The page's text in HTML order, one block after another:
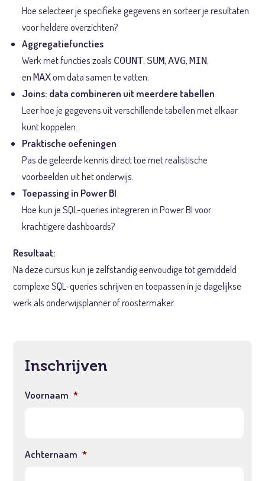
Hoe selecteer je specifieke gegevens en sorteer je resultaten
voor heldere overzichten?
Aggregatiefuncties
Werk met functies zoals COUNT, SUM,AVG,MIN,
enMAXom data samen te vatten.
Joins: data combineren uit meerdere tabellen
Leer hoe je gegevens uit verschillende tabellen met elkaar
kunt koppelen.
Praktische oefeningen
Pas de geleerde kennis direct toe met realistische
voorbeelden uit het onderwijs.
Toepassing in Power BI
Hoe kun je SQL-queries integreren in Power BI voor
krachtigere dashboards?
Resultaat:
Na deze cursus kun je zelfstandig eenvoudige tot gemiddeld
complexe SQL-queries schrijven en toepassen in je dagelijkse
werk als onderwijsplanner of roostermaker.
Inschrijven
Voornaam *
Achternaam *